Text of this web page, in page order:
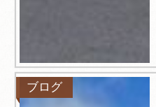
ブログ